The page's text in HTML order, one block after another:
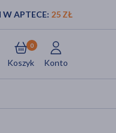
APTECE: 25 ZŁ
Koszyk
0
Konto